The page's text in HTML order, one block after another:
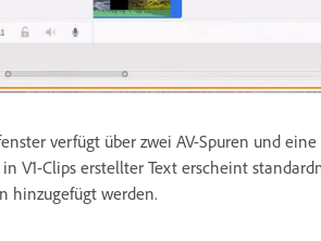
verfügt über zwei AV-Spuren und
V1-Clips erstellter Text erscheint
hinzugefügt werden.